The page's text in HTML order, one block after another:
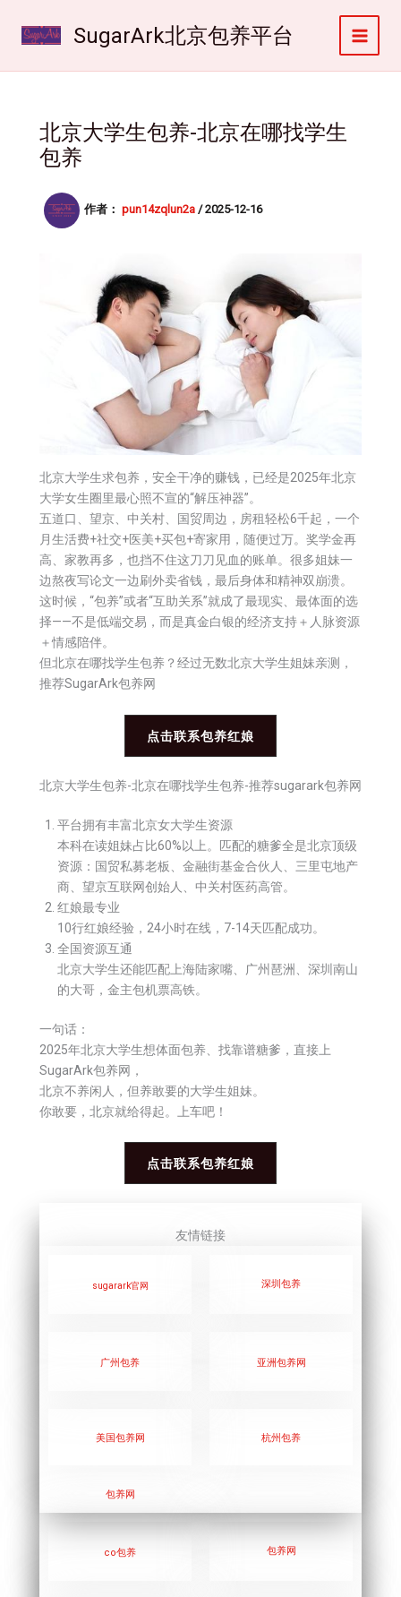
容
SugarArk北京包养平台
北京大学生包养-北京在哪找学生
包养
作者： pun14zqlun2a /2025-12-16
北京大学生求包养，安全干净的赚钱，已经是2025年北京
大学女生圈里最心照不宣的“解压神器”。
五道口、望京、中关村、国贸周边，房租轻松6千起，一个
月生活费+社交+医美+买包+寄家用，随便过万。奖学金再
高、家教再多，也挡不住这刀刀见血的账单。很多姐妹一
边熬夜写论文一边刷外卖省钱，最后身体和精神双崩溃。
这时候，“包养”或者“互助关系”就成了最现实、最体面的选
择——不是低端交易，而是真金白银的经济支持＋人脉资源
＋情感陪伴。
但北京在哪找学生包养？经过无数北京大学生姐妹亲测，
推荐SugarArk包养网
点击联系包养红娘
北京大学生包养-北京在哪找学生包养-推荐sugarark包养网
平台拥有丰富北京女大学生资源
本科在读姐妹占比60%以上。匹配的糖爹全是北京顶级
资源：国贸私募老板、金融街基金合伙人、三里屯地产
商、望京互联网创始人、中关村医药高管。
红娘最专业
10行红娘经验，24小时在线，7-14天匹配成功。
全国资源互通
北京大学生还能匹配上海陆家嘴、广州琶洲、深圳南山
的大哥，金主包机票高铁。
一句话：
2025年北京大学生想体面包养、找靠谱糖爹，直接上
SugarArk包养网，
北京不养闲人，但养敢要的大学生姐妹。
你敢要，北京就给得起。上车吧！
点击联系包养红娘
友情链接
sugarark官网 深圳包养
广州包养 亚洲包养网
美国包养网 杭州包养
包养网
co包养 包养网